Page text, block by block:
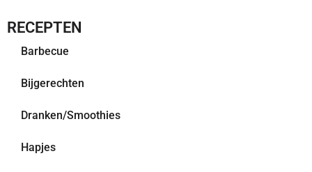
RECEPTEN
Barbecue
Bijgerechten
Dranken/Smoothies
Hapjes